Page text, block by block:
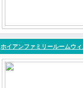
ホイアンファミリールームウ